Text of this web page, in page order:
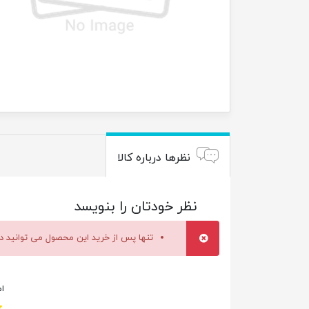
نظرها درباره کالا
نظر خودتان را بنویسد
تنها پس از خرید این محصول می توانید